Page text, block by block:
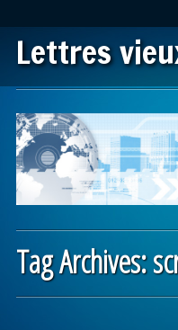
Lettres
Main menu
Tag Archives: